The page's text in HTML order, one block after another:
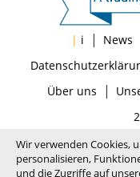
| i | News
Über uns |
Wir verwenden Cookies,
personalisieren,
und die Zugriffe auf